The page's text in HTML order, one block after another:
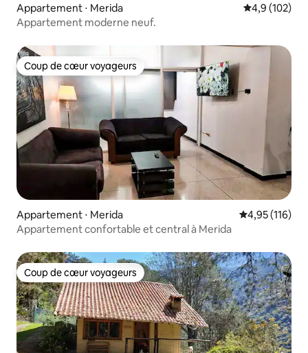
Appartement ⋅ Merida Évaluation
4,9 (102)
Appartement moderne neuf.
Coup de cœur voyageurs
Coup de cœur voyageurs
Appartement ⋅ Merida Évaluation
4,95 (116)
Appartement confortable et central à Merida
Coup de cœur voyageurs
Coup de cœur voyageurs